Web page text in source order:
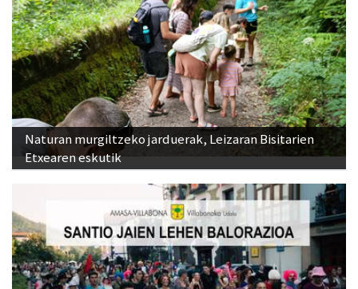
Naturan murgiltzeko jarduerak, Leizaran Bisitarien
Etxearen eskutik